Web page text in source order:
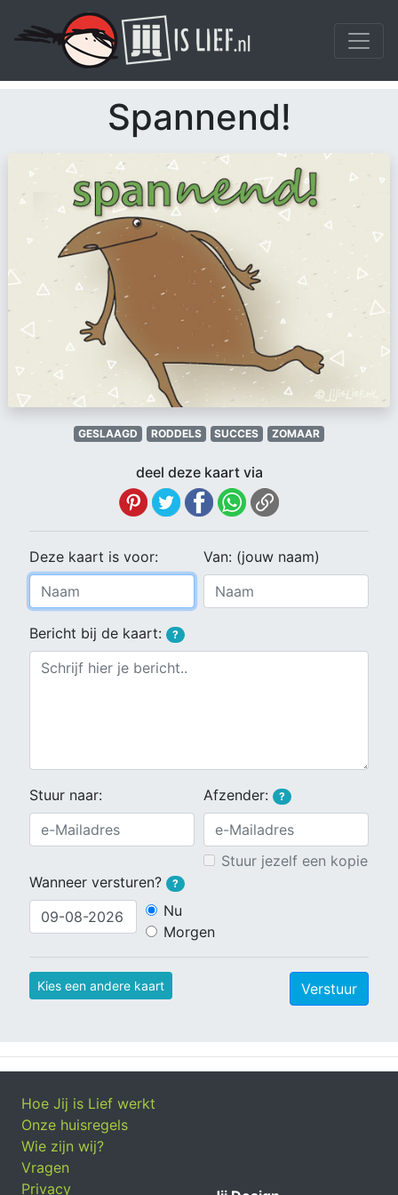
Spannend!
GESLAAGD RODDELS SUCCES ZOMAAR
deel deze kaart via
Deze kaart is voor: Van: (jouw naam)
Bericht bij de kaart: ?
Stuur naar: Afzender: ?
Stuur jezelf een kopie
Wanneer versturen?
?
Nu
Morgen
Kies een andere kaart Verstuur
Hoe Jij is Lief werkt
Onze huisregels
Wie zijn wij?
Vragen
Privacy